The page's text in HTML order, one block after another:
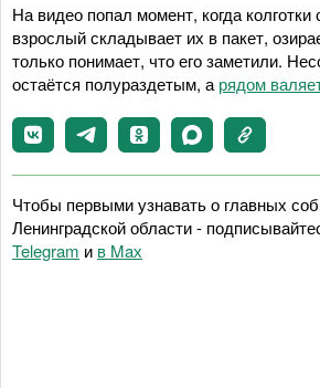
На видео попал момент, когда
взрослый складывает их в пакет,
только понимает, что его заметили.
остаётся полураздетым, а рядом
Чтобы первыми узнавать о главных
Ленинградской области -
Telegram и в Maх